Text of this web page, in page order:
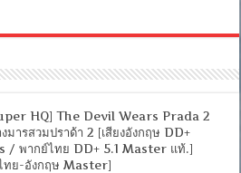
HQ] The Devil Wears Prada 2
มารสวมปราด้า 2 [เสียงอังกฤษ DD+
/ พากย์ไทย DD+ 5.1 Master แท้.]
ทย-อังกฤษ Master]